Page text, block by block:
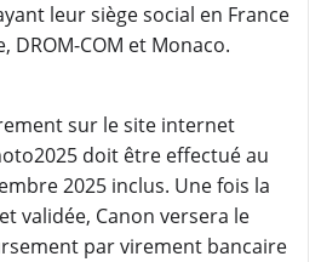
leur siège social en France
DROM-COM et Monaco.
sur le site internet
doit être effectué au
2025 inclus. Une fois la
validée, Canon versera le
par virement bancaire